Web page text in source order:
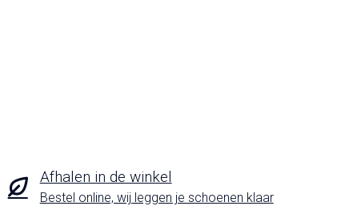
Afhalen in de winkel
Bestel online, wij leggen je schoenen klaar